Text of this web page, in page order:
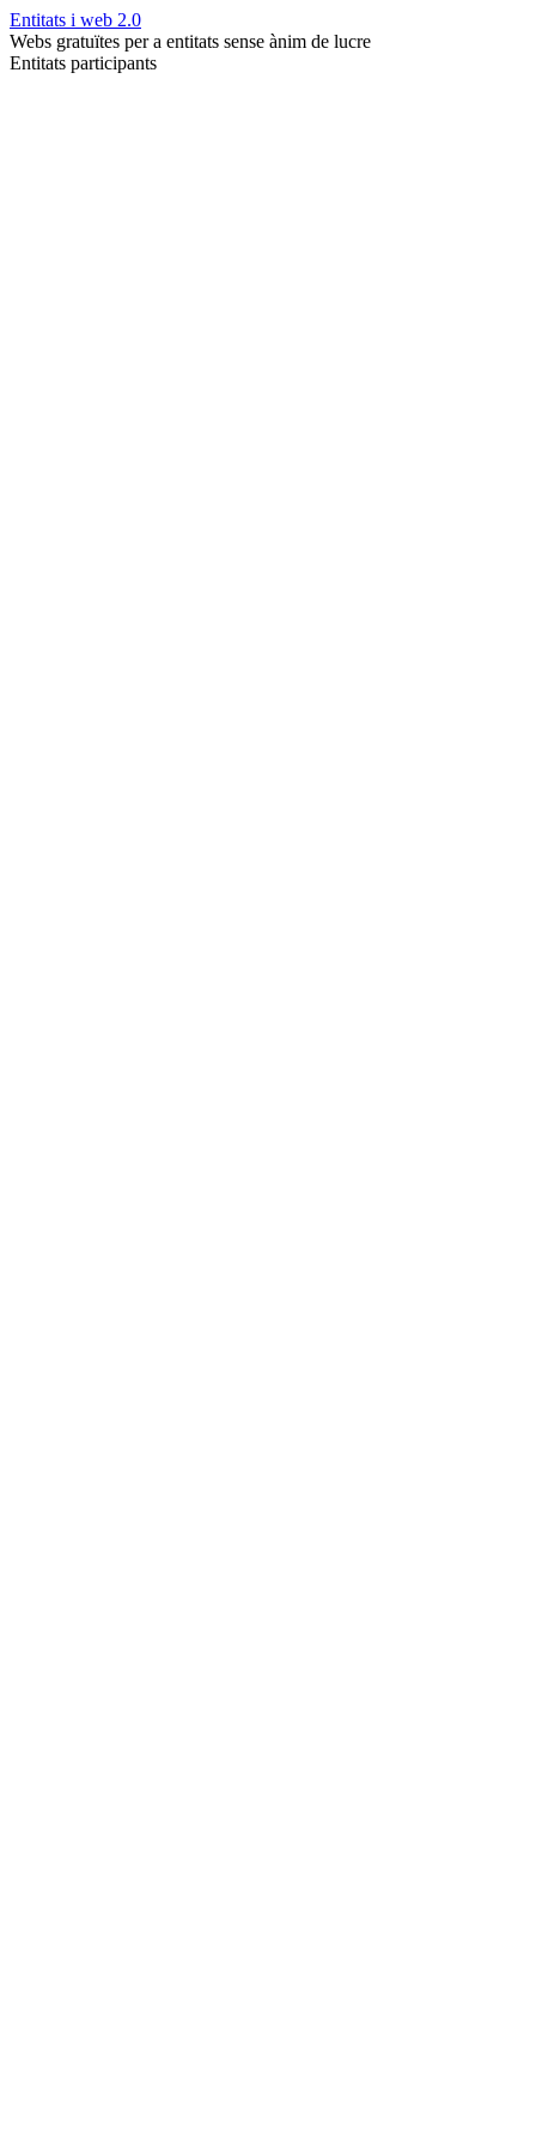
Entitats i web 2.0
Webs gratuïtes per a entitats sense ànim de lucre
Entitats participants